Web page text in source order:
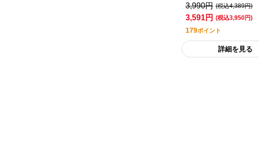
3,990円 (税込4,389円)
3,591円 (税込3,950円)
179ポイント
詳細を見る